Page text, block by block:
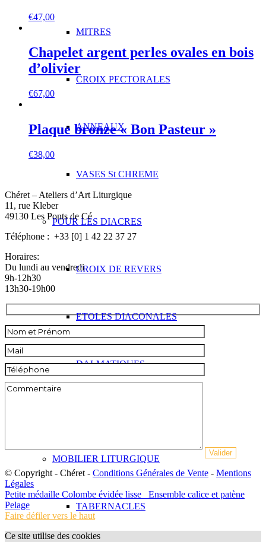
MITRES
CROIX PECTORALES
ANNEAUX
VASES St CHREME
POUR LES DIACRES
CROIX DE REVERS
ETOLES DIACONALES
DALMATIQUES
MOBILIER LITURGIQUE
TABERNACLES
€47,00
Chapelet argent perles ovales en bois
d’olivier
€67,00
Plaque bronze « Bon Pasteur »
€38,00
Chéret – Ateliers d’Art Liturgique
11, rue Kleber
49130 Les Ponts de Cé
Téléphone : +33 [0] 1 42 22 37 27
Horaires:
Du lundi au vendredi
9h-12h30
13h30-19h00
© Copyright - Chéret - Conditions Générales de Vente - Mentions
Légales
Petite médaille Colombe évidée lisse
Ensemble calice et patène
Pelage
Faire défiler vers le haut
Ce site utilise des cookies